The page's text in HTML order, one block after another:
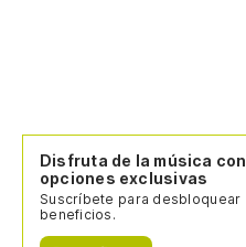
Disfruta de la música con
opciones exclusivas
Suscríbete para desbloquear
beneficios.